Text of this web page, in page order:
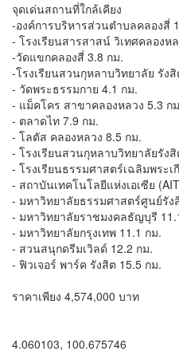
จุดเด่นสถานที่ใกล้เคียง
-องค์การบริหารส่วนตำบลคลองสี่
- โรงเรียนสารสาสน์ วิเทศคลองห
-วัดแขกคลองสี่ 3.8 กม.
-โรงเรียนสวนกุหลาบวิทยาลัย รัง
- วัดพระธรรมกาย 4.1 กม.
- แม็คโคร สาขาคลองหลวง 5.3 ก
- ตลาดไท 7.9 กม.
- โลตัส คลองหลวง 8.5 กม.
- โรงเรียนสวนกุหลาบวิทยาลัยรัง
- โรงเรียนธรรมศาสตร์เฉลิมพระเ
- สถาบันเทคโนโลยีแห่งเอเซีย
- มหาวิทยาลัยธรรมศาสตร์ศูนย์รัง
- มหาวิทยาลัยราชมงคลธัญบุรี
- มหาวิทยาลัยกรุงเทพ 11.1 กม.
- สวนสนุกดรีมเวิลด์ 12.2 กม.
- ฟิวเจอร์ พาร์ค รังสิต 15.5 กม.
ราคาเพียง 4,574,000 บาท
4.060103, 100.675746